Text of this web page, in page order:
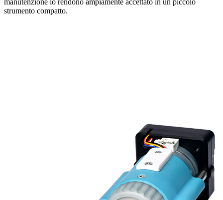
manutenzione lo rendono ampiamente accettato in un piccolo
strumento compatto.